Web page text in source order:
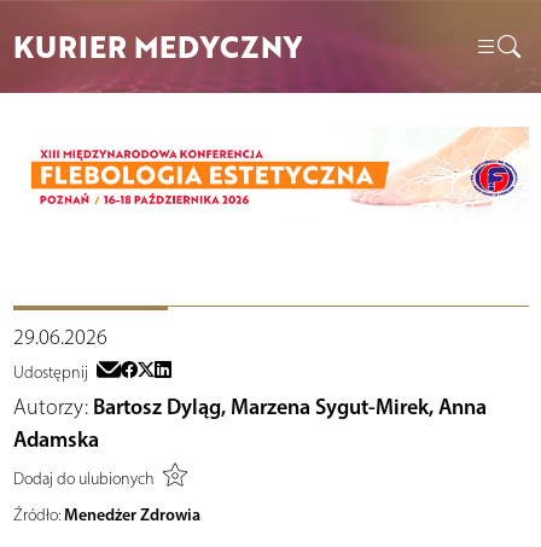
KURIER MEDYCZNY
29.06.2026
Udostępnij
Autorzy: Bartosz Dyląg, Marzena Sygut-Mirek, Anna
Adamska
Dodaj do ulubionych
Źródło: Menedżer Zdrowia